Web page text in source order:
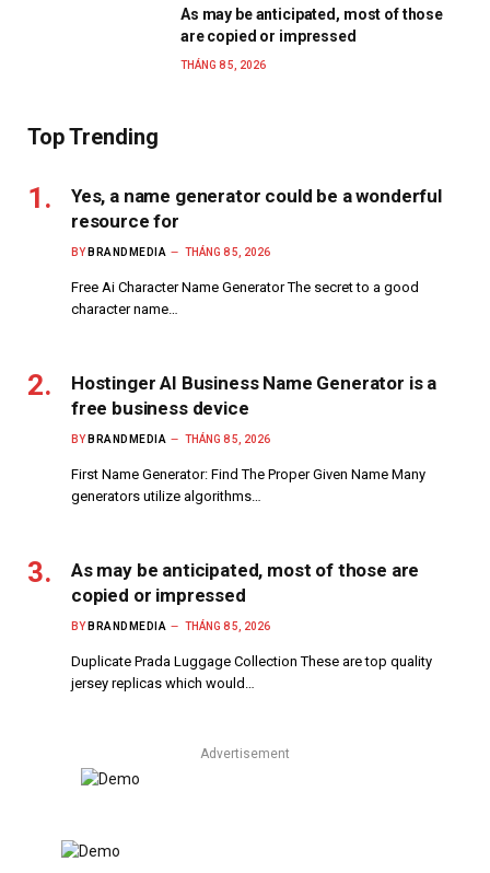
As may be anticipated, most of those
are copied or impressed
THÁNG 8 5, 2026
Top Trending
Yes, a name generator could be a wonderful
resource for
BY BRANDMEDIA THÁNG 8 5, 2026
Free Ai Character Name Generator The secret to a good
character name…
Hostinger AI Business Name Generator is a
free business device
BY BRANDMEDIA THÁNG 8 5, 2026
First Name Generator: Find The Proper Given Name Many
generators utilize algorithms…
As may be anticipated, most of those are
copied or impressed
BY BRANDMEDIA THÁNG 8 5, 2026
Duplicate Prada Luggage Collection These are top quality
jersey replicas which would…
Advertisement